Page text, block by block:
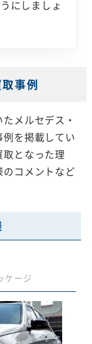
にしましょ
事例
メルセデス・
を掲載してい
となった理
コメントなど
ケージ